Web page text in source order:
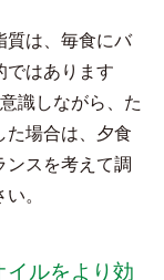
質は、毎食にバ
ではあります
識しながら、た
た場合は、夕食
ンスを考えて調
。
ルをより効